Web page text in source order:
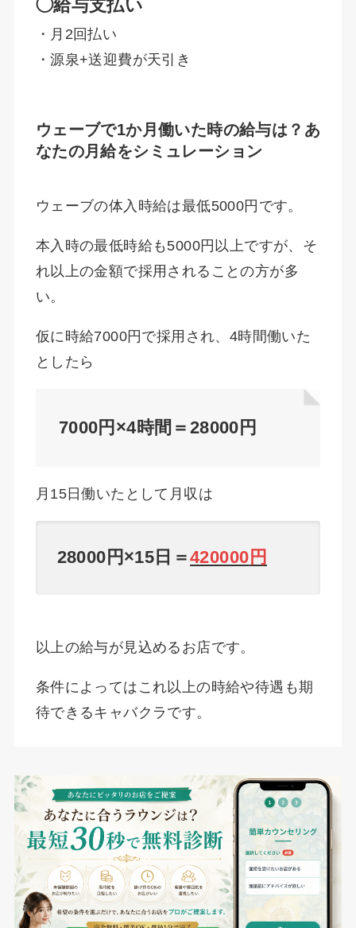
◯給与支払い
・月2回払い
・源泉+送迎費が天引き
ウェーブで1か月働いた時の給与は？あ
なたの月給をシミュレーション
ウェーブの体入時給は最低5000円です。
本入時の最低時給も5000円以上ですが、そ
れ以上の金額で採用されることの方が多
い。
仮に時給7000円で採用され、4時間働いた
としたら
7000円×4時間＝28000円
月15日働いたとして月収は
28000円×15日＝420000 円
以上の給与が見込めるお店です。
条件によってはこれ以上の時給や待遇も期
待できるキャバクラです。